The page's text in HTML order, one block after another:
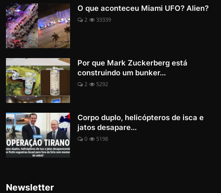
O que aconteceu Miami UFO? Alien?
2 33339
Por que Mark Zuckerberg está
construindo um bunker...
2 5292
Corpo duplo, helicópteros de isca e
jatos desapare...
0 5198
Newsletter